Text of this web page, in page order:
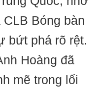
Bóng bàn
bứt phá rõ rệt.
Hoàng đã
mẽ trong lối